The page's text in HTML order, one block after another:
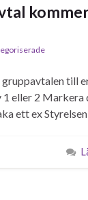
till
eller 2 Markera
ett ex Styrelsen